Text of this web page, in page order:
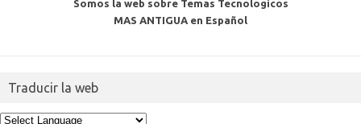
Somos la web sobre Temas Tecnologicos
MAS ANTIGUA en Español
Traducir la web